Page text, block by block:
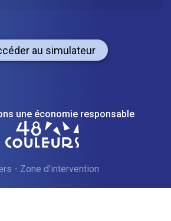
au simulateur
une économie responsable
- Zone d'intervention